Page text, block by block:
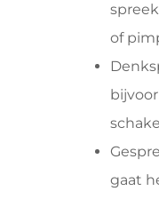
of
gaat